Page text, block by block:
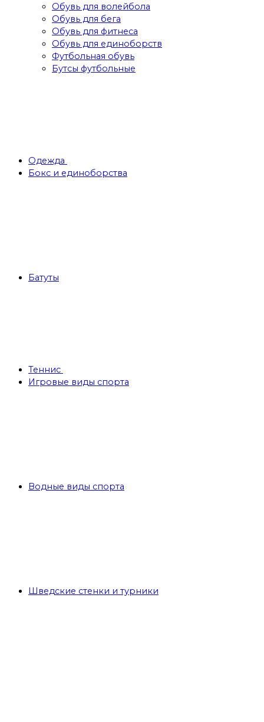
Обувь для волейбола
Обувь для бега
Обувь для фитнеса
Обувь для единоборств
Футбольная обувь
Бутсы футбольные
Одежда
Бокс и единоборства
Батуты
Теннис
Игровые виды спорта
Водные виды спорта
Шведские стенки и турники